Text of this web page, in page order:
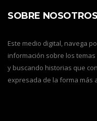
SOBRE NOSOTROS
Este medio digital, navega
información sobre los
y buscando historias que
expresada de la forma más